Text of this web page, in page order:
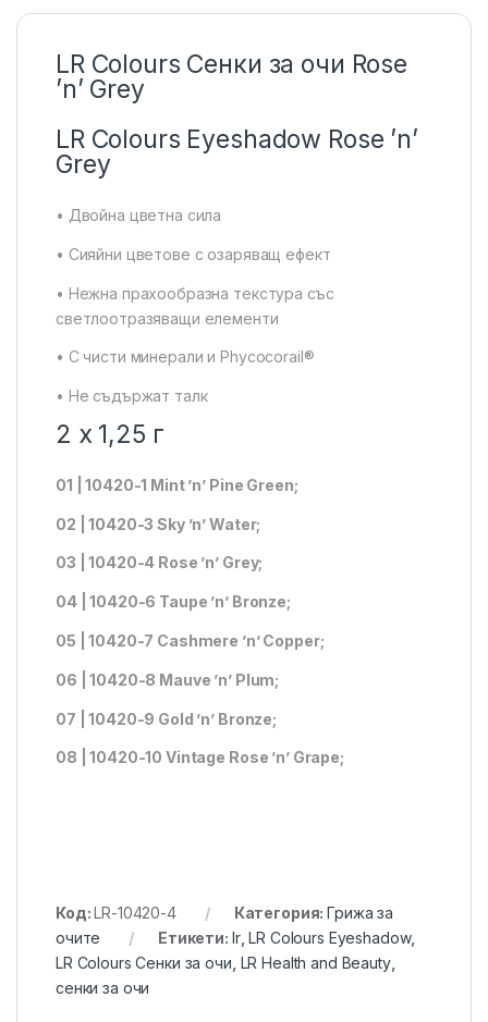
LR Colours Сенки за очи Rose
’n’ Grey
LR Colours Eyeshadow Rose ’n’
Grey
• Двойна цветна сила
• Сияйни цветове с озаряващ ефект
• Нежна прахообразна текстура със
светлоотразяващи елементи
• С чисти минерали и Phycocorail®
• Не съдържат талк
2 x 1,25 г
01 | 10420-1 Mint ’n’ Pine Green;
02 | 10420-3 Sky ’n’ Water;
03 | 10420-4 Rose ’n’ Grey;
04 | 10420-6 Taupe ’n’ Bronze;
05 | 10420-7 Cashmere ’n’ Copper;
06 | 10420-8 Mauve ’n’ Plum;
07 | 10420-9 Gold ’n’ Bronze;
08 | 10420-10 Vintage Rose ’n’ Grape;
Код: LR-10420-4 Категория: Грижа за
очите
Етикети: lr, LR Colours Eyeshadow,
LR Colours Сенки за очи, LR Health and Beauty,
сенки за очи